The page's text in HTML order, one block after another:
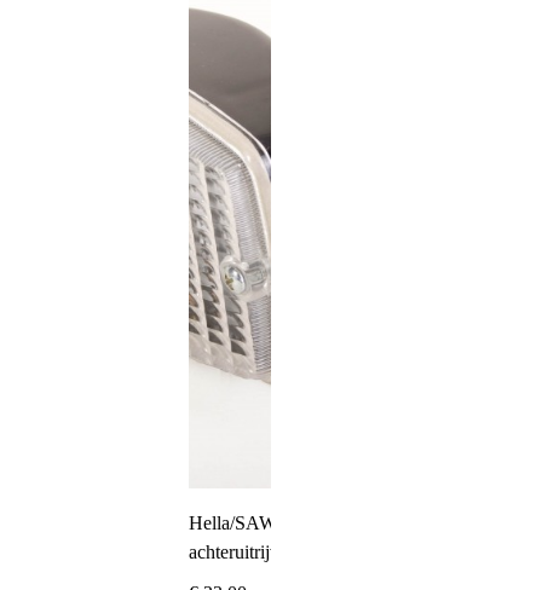
Hella/SAW
achteruitrijverlichting